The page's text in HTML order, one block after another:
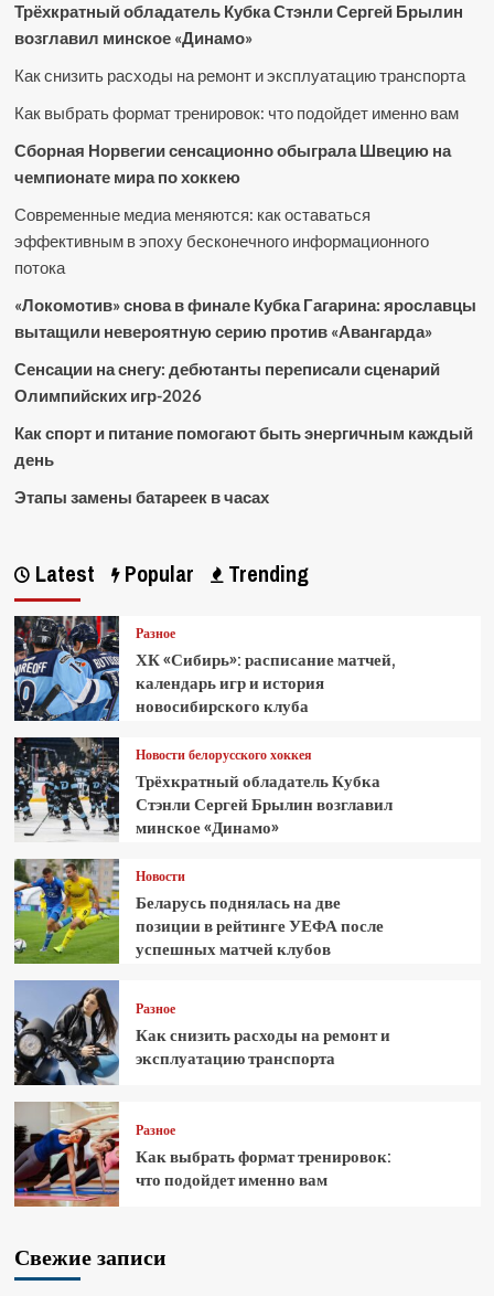
Трёхкратный обладатель Кубка Стэнли Сергей Брылин
возглавил минское «Динамо»
Как снизить расходы на ремонт и эксплуатацию транспорта
Как выбрать формат тренировок: что подойдет именно вам
Сборная Норвегии сенсационно обыграла Швецию на
чемпионате мира по хоккею
Современные медиа меняются: как оставаться
эффективным в эпоху бесконечного информационного
потока
«Локомотив» снова в финале Кубка Гагарина: ярославцы
вытащили невероятную серию против «Авангарда»
Сенсации на снегу: дебютанты переписали сценарий
Олимпийских игр-2026
Как спорт и питание помогают быть энергичным каждый
день
Этапы замены батареек в часах
Latest Popular Trending
Разное
ХК «Сибирь»: расписание матчей,
календарь игр и история
новосибирского клуба
Новости белорусского хоккея
Трёхкратный обладатель Кубка
Стэнли Сергей Брылин возглавил
минское «Динамо»
Новости
Беларусь поднялась на две
позиции в рейтинге УЕФА после
успешных матчей клубов
Разное
Как снизить расходы на ремонт и
эксплуатацию транспорта
Разное
Как выбрать формат тренировок:
что подойдет именно вам
Свежие записи